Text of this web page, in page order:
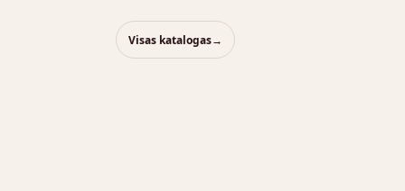
Visas katalogas→